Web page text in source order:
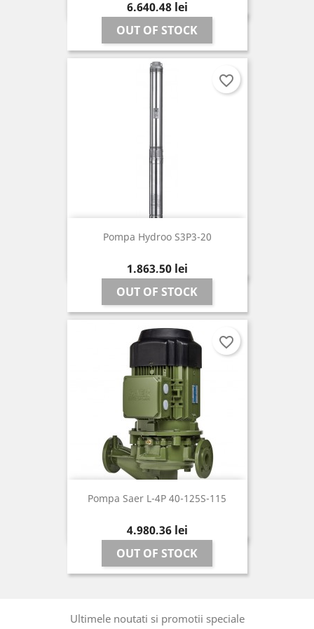
Pret
6.640,48 lei
OUT OF STOCK
Pompa Hydroo S3P3-20
Pret
1.863,50 lei
OUT OF STOCK
favorite_border
Pompa Saer L-4P 40-125S-115
Pret
4.980,36 lei
OUT OF STOCK
favorite_border
Ultimele noutati si promotii speciale